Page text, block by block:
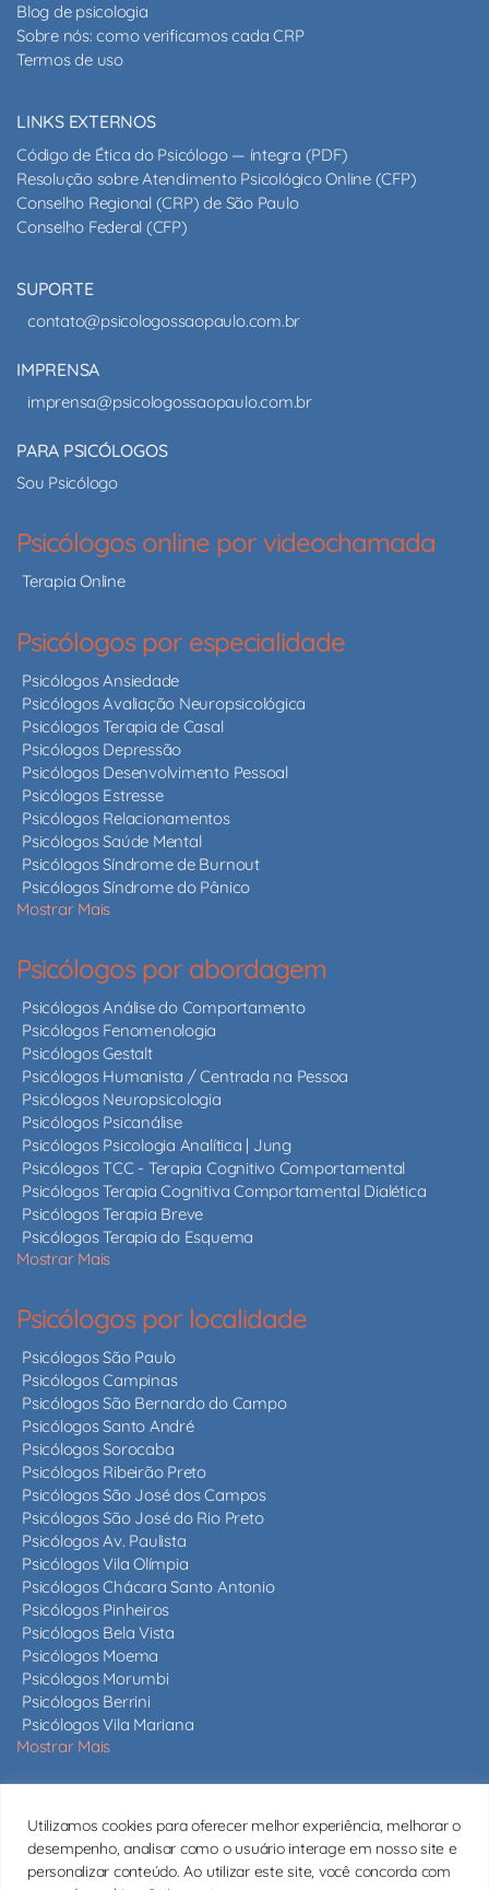
Utilizamos cookies para oferecer melhor experiência, melhorar o
desempenho, analisar como o usuário interage em nosso site e
personalizar conteúdo. Ao utilizar este site, você concorda com
Blog de psicologia
Sobre nós: como verificamos cada CRP
Termos de uso
LINKS EXTERNOS
Código de Ética do Psicólogo — íntegra (PDF)
Resolução sobre Atendimento Psicológico Online (CFP)
Conselho Regional (CRP) de São Paulo
Conselho Federal (CFP)
SUPORTE
contato@psicologossaopaulo.com.br
IMPRENSA
imprensa@psicologossaopaulo.com.br
PARA PSICÓLOGOS
Sou Psicólogo
Psicólogos online por videochamada
Terapia Online
Psicólogos por especialidade
Psicólogos Ansiedade
Psicólogos Avaliação Neuropsicológica
Psicólogos Terapia de Casal
Psicólogos Depressão
Psicólogos Desenvolvimento Pessoal
Psicólogos Estresse
Psicólogos Relacionamentos
Psicólogos Saúde Mental
Psicólogos Síndrome de Burnout
Psicólogos Síndrome do Pânico
Mostrar Mais
Psicólogos por abordagem
Psicólogos Análise do Comportamento
Psicólogos Fenomenologia
Psicólogos Gestalt
Psicólogos Humanista / Centrada na Pessoa
Psicólogos Neuropsicologia
Psicólogos Psicanálise
Psicólogos Psicologia Analítica | Jung
Psicólogos TCC - Terapia Cognitivo Comportamental
Psicólogos Terapia Cognitiva Comportamental Dialética
Psicólogos Terapia Breve
Psicólogos Terapia do Esquema
Mostrar Mais
Psicólogos por localidade
Psicólogos São Paulo
Psicólogos Campinas
Psicólogos São Bernardo do Campo
Psicólogos Santo André
Psicólogos Sorocaba
Psicólogos Ribeirão Preto
Psicólogos São José dos Campos
Psicólogos São José do Rio Preto
Psicólogos Av. Paulista
Psicólogos Vila Olímpia
Psicólogos Chácara Santo Antonio
Psicólogos Pinheiros
Psicólogos Bela Vista
Psicólogos Moema
Psicólogos Morumbi
Psicólogos Berrini
Psicólogos Vila Mariana
Mostrar Mais
Mais de 820 psicólogos em São Paulo e em todo o estado,
todos com CRP ativo.
Conheça nossos psicólogos